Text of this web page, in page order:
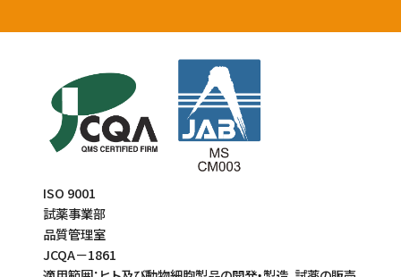
ISO 9001
試薬事業部
品質管理室
JCQA－1861